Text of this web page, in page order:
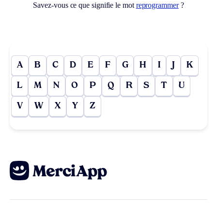
Savez-vous ce que signifie le mot reprogrammer?
A B C D E F G H I J K
L M N O P Q R S T U
V W X Y Z